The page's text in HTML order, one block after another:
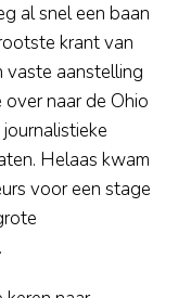
al snel een baan
krant van
vaste aanstelling
naar de Ohio
Helaas kwam
voor een stage